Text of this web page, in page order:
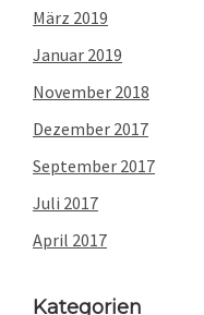
März 2019
Januar 2019
November 2018
Dezember 2017
September 2017
Juli 2017
April 2017
Kategorien